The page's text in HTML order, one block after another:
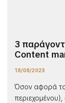
3
Content
18/08/2023
Όσον αφορά